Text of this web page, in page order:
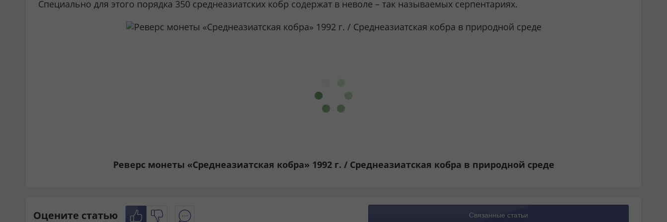
Специально для этого порядка 350 среднеазиатских кобр содержат в неволе – так называемых серпентариях.
Реверс монеты «Среднеазиатская кобра» 1992 г. / Среднеазиатская кобра в природной среде
Оцените статью Связанные статьи